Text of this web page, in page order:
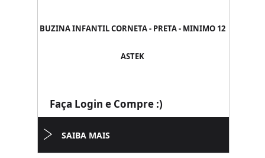
BUZINA INFANTIL CORNETA - PRETA - MINIMO 12
ASTEK
Faça Login e Compre :)
SAIBA MAIS